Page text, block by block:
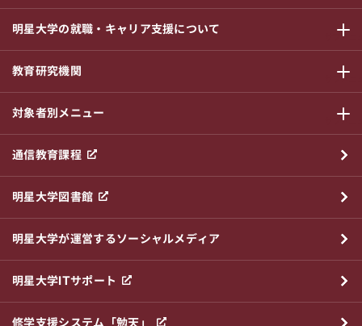
明星大学の就職・キャリア支援について
サブメニ
教育研究機関
サブメニ
対象者別メニュー
サブメニ
通信教育課程
明星大学図書館
明星大学が運営するソーシャルメディア
明星大学ITサポート
修学支援システム「勉天」